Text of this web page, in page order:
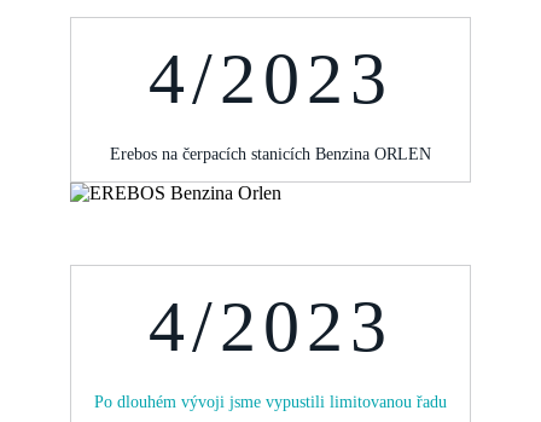
4/2023
Erebos na čerpacích stanicích Benzina ORLEN
4/2023
Po dlouhém vývoji jsme vypustili limitovanou řadu